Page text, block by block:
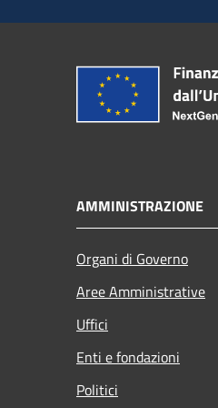
AMMINISTRAZIONE
Organi di Governo
Aree Amministrative
Uffici
Enti e fondazioni
Politici